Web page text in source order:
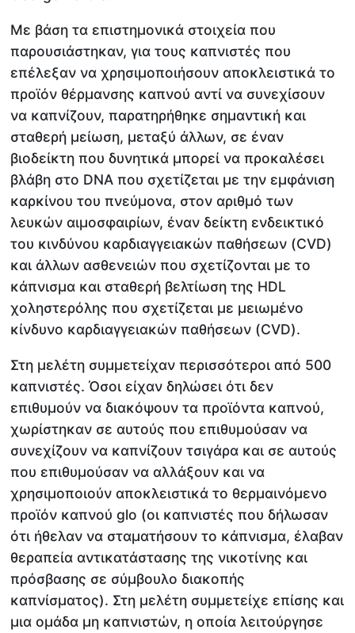
Με βάση τα επιστημονικά στοιχεία που
παρουσιάστηκαν, για τους καπνιστές που
επέλεξαν να χρησιμοποιήσουν αποκλειστικά το
προϊόν θέρμανσης καπνού αντί να συνεχίσουν
να καπνίζουν, παρατηρήθηκε σημαντική και
σταθερή μείωση, μεταξύ άλλων, σε έναν
βιοδείκτη που δυνητικά μπορεί να προκαλέσει
βλάβη στο DNA που σχετίζεται με την εμφάνιση
καρκίνου του πνεύμονα, στον αριθμό των
λευκών αιμοσφαιρίων, έναν δείκτη ενδεικτικό
του κινδύνου καρδιαγγειακών παθήσεων (CVD)
και άλλων ασθενειών που σχετίζονται με το
κάπνισμα και σταθερή βελτίωση της HDL
χοληστερόλης που σχετίζεται με μειωμένο
κίνδυνο καρδιαγγειακών παθήσεων (CVD).
Στη μελέτη συμμετείχαν περισσότεροι από 500
καπνιστές. Όσοι είχαν δηλώσει ότι δεν
επιθυμούν να διακόψουν τα προϊόντα καπνού,
χωρίστηκαν σε αυτούς που επιθυμούσαν να
συνεχίζουν να καπνίζουν τσιγάρα και σε αυτούς
που επιθυμούσαν να αλλάξουν και να
χρησιμοποιούν αποκλειστικά το θερμαινόμενο
προϊόν καπνού glo (οι καπνιστές που δήλωσαν
ότι ήθελαν να σταματήσουν το κάπνισμα, έλαβαν
θεραπεία αντικατάστασης της νικοτίνης και
πρόσβασης σε σύμβουλο διακοπής
καπνίσματος). Στη μελέτη συμμετείχε επίσης και
μια ομάδα μη καπνιστών, η οποία λειτούργησε